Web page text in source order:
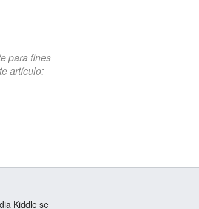
para fines
artículo:
Kiddle se